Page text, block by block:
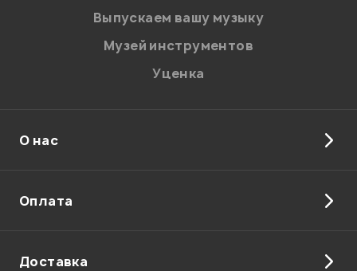
Введите проверочное число:
Отправить
Выпускаем вашу музыку
Музей инструментов
Уценка
О нас
Оплата
Доставка